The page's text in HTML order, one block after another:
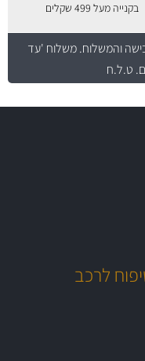
בקנייה מעל 499 שקלים
והמשלוח. משלוח 'עד
ט.ל.ח